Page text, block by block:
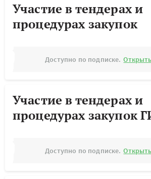
Участие в тендерах и
процедурах закупок
Доступно по подписке.
Участие в тендерах и
процедурах закупок
Доступно по подписке.